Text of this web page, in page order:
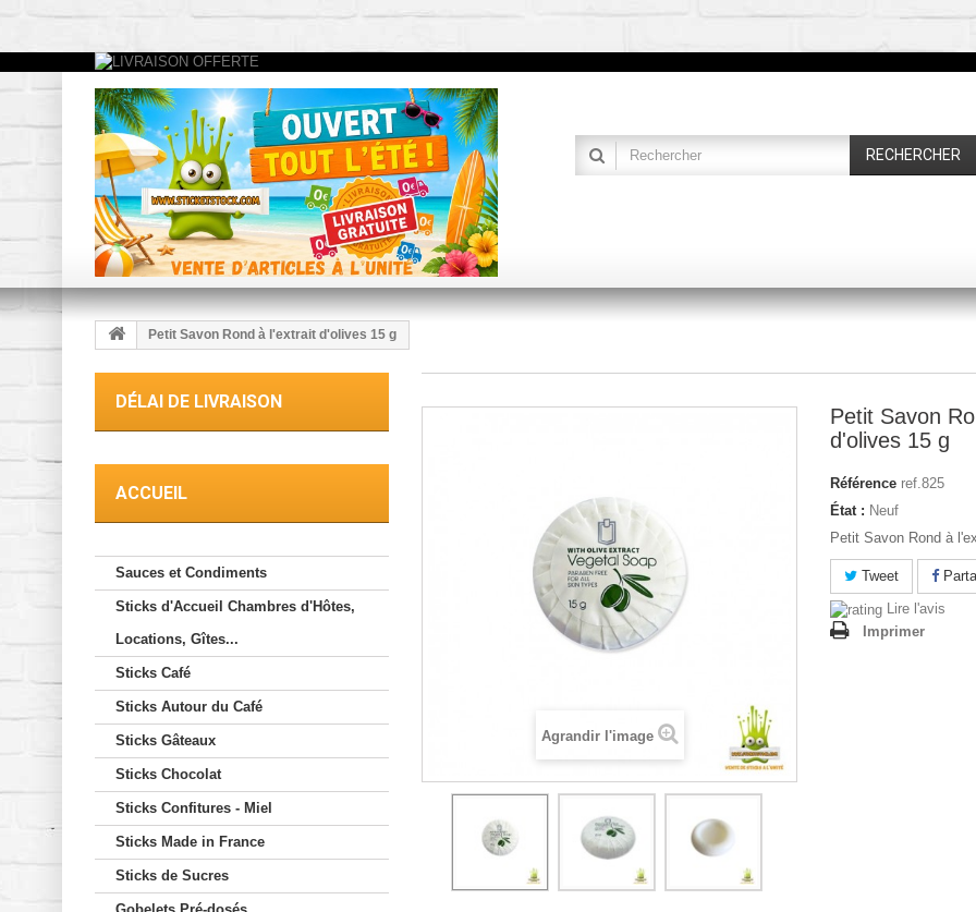
RECHERCHER
Petit Savon Rond à l'extrait d'olives 15 g
DÉLAI DE LIVRAISON
ACCUEIL
Sauces et Condiments
Sticks d'Accueil Chambres d'Hôtes,
Locations, Gîtes...
Sticks Café
Sticks Autour du Café
Sticks Gâteaux
Sticks Chocolat
Sticks Confitures - Miel
Sticks Made in France
Sticks de Sucres
Agrandir l'image
Petit Savon
d'olives 15 g
Référence ref.825
État : Neuf
Petit Savon Rond à
Tweet
Lire l'avis
Imprimer